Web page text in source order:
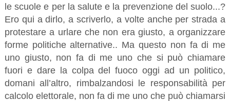
le scuole e per la salute e la prevenzione del suolo...?
Ero qui a dirlo, a scriverlo, a volte anche per strada a
protestare a urlare che non era giusto, a organizzare
forme politiche alternative.. Ma questo non fa di me
uno giusto, non fa di me uno che si può chiamare
fuori e dare la colpa del fuoco oggi ad un politico,
domani all’altro, rimbalzandosi le responsabilità per
calcolo elettorale, non fa di me uno che può chiamarsi